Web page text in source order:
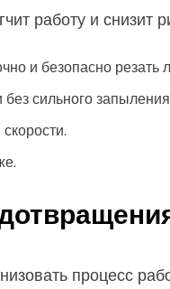
работу и снизит
и безопасно резать
сильного
процесс